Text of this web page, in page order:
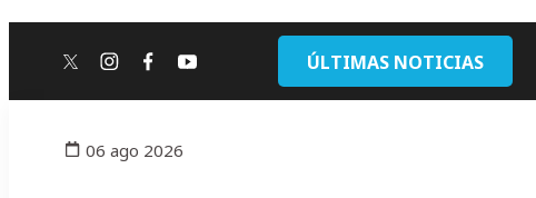
twitterinstagram
facebook
youtube ÚLTIMAS NOTICIAS
06 ago 2026